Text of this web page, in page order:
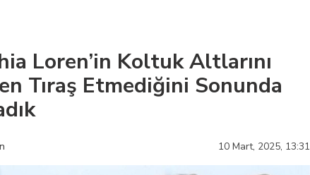
Loren’in Koltuk Altlarını
Tıraş Etmediğini Sonunda
10 Mart, 2025, 13:31